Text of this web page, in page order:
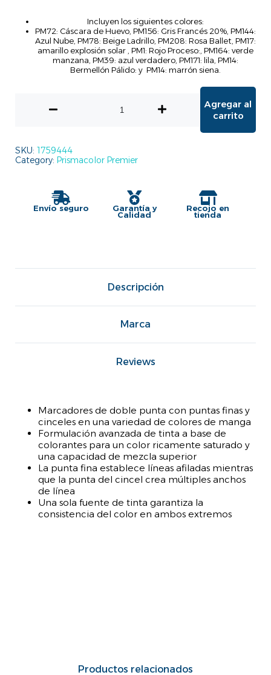
Incluyen los siguientes colores:
PM72: Cáscara de Huevo, PM156: Gris Francés 20%, PM144:
Azul Nube, PM78: Beige Ladrillo, PM208: Rosa Ballet , PM17:
amarillo explosión solar , PM1: Rojo Proceso:, PM164: verde
manzana, PM39: azul verdadero, PM171: lila, PM14:
Bermellón Pálido: y PM14: marrón siena.
Agregar al
carrito
SKU: 1759444
Category: Prismacolor Premier
Envío seguro Garantía y
Calidad
Recojo en
tienda
Descripción
Marca
Reviews
Marcadores de doble punta con puntas finas y
cinceles en una variedad de colores de manga
Formulación avanzada de tinta a base de
colorantes para un color ricamente saturado y
una capacidad de mezcla superior
La punta fina establece líneas afiladas mientras
que la punta del cincel crea múltiples anchos
de línea
Una sola fuente de tinta garantiza la
consistencia del color en ambos extremos
Productos relacionados